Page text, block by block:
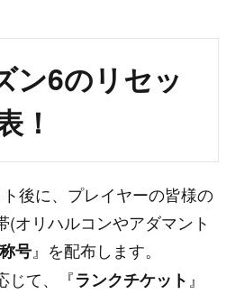
ン6のリセッ
！
後に、プレイヤーの皆様の
(オリハルコンやアダマント
号』を配布します。
じて、『ランクチケット 』